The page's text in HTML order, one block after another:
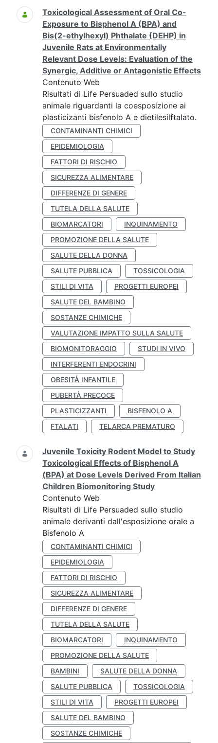
Toxicological Assessment of Oral Co-
Exposure to Bisphenol A (BPA) and
Bis(2-ethylhexyl) Phthalate (DEHP) in
Juvenile Rats at Environmentally
Relevant Dose Levels: Evaluation of the
Synergic, Additive or Antagonistic Effects
Contenuto Web
Risultati di Life Persuaded sullo studio
animale riguardanti la coesposizione ai
plasticizanti bisfenolo A e dietilesilftalato.
CONTAMINANTI CHIMICI
EPIDEMIOLOGIA
FATTORI DI RISCHIO
SICUREZZA ALIMENTARE
DIFFERENZE DI GENERE
TUTELA DELLA SALUTE
BIOMARCATORI
INQUINAMENTO
PROMOZIONE DELLA SALUTE
SALUTE DELLA DONNA
SALUTE PUBBLICA
TOSSICOLOGIA
STILI DI VITA
PROGETTI EUROPEI
SALUTE DEL BAMBINO
SOSTANZE CHIMICHE
VALUTAZIONE IMPATTO SULLA SALUTE
BIOMONITORAGGIO
STUDI IN VIVO
INTERFERENTI ENDOCRINI
OBESITÀ INFANTILE
PUBERTÀ PRECOCE
PLASTICIZZANTI
BISFENOLO A
FTALATI
TELARCA PREMATURO
Juvenile Toxicity Rodent Model to Study
Toxicological Effects of Bisphenol A
(BPA) at Dose Levels Derived From Italian
Children Biomonitoring Study
Contenuto Web
Risultati di Life Persuaded sullo studio
animale derivanti dall'esposizione orale a
Bisfenolo A
CONTAMINANTI CHIMICI
EPIDEMIOLOGIA
FATTORI DI RISCHIO
SICUREZZA ALIMENTARE
DIFFERENZE DI GENERE
TUTELA DELLA SALUTE
BIOMARCATORI
INQUINAMENTO
PROMOZIONE DELLA SALUTE
BAMBINI
SALUTE DELLA DONNA
SALUTE PUBBLICA
TOSSICOLOGIA
STILI DI VITA
PROGETTI EUROPEI
SALUTE DEL BAMBINO
SOSTANZE CHIMICHE